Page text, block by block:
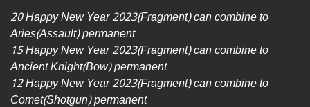
20 Happy New Year 2023(Fragment) can combine to
Aries(Assault) permanent
15 Happy New Year 2023(Fragment) can combine to
Ancient Knight(Bow) permanent
12 Happy New Year 2023(Fragment) can combine to
Comet(Shotgun) permanent